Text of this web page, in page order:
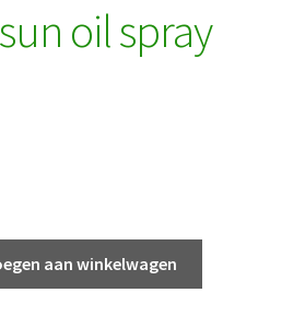
oil spray
aan winkelwagen